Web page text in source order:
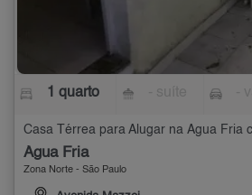
1 quarto
Casa Térrea para Alugar na Água Fria
Água Fria
Zona Norte - São Paulo